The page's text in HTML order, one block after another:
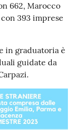
662, Marocco
393 imprese
in graduatoria è
guidate da